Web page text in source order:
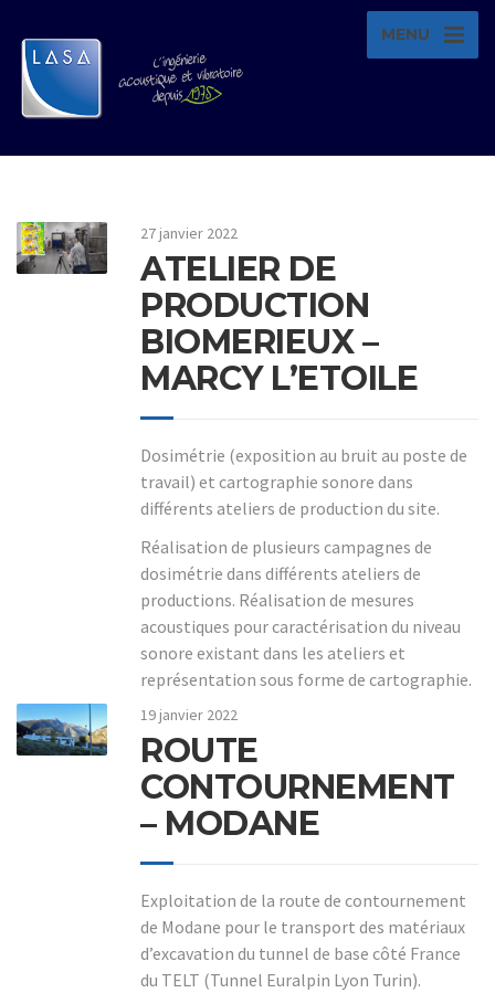
MENU
27 janvier 2022
ATELIER DE
PRODUCTION
BIOMERIEUX –
MARCY L’ETOILE
Dosimétrie (exposition au bruit au poste de
travail) et cartographie sonore dans
différents ateliers de production du site.
Réalisation de plusieurs campagnes de
dosimétrie dans différents ateliers de
productions. Réalisation de mesures
acoustiques pour caractérisation du niveau
sonore existant dans les ateliers et
représentation sous forme de cartographie.
19 janvier 2022
ROUTE
CONTOURNEMENT
– MODANE
Exploitation de la route de contournement
de Modane pour le transport des matériaux
d’excavation du tunnel de base côté France
du TELT (Tunnel Euralpin Lyon Turin).